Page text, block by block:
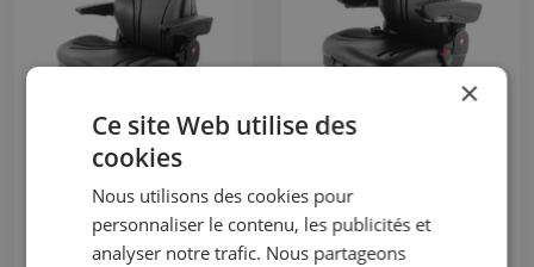
Comparez
CS85/C2 Pro pvc
UNITEDSEATS
CS85/C7 Pro pvc
UNITEDSEATS
×
Ce site Web utilise des
cookies
Nous utilisons des cookies pour
personnaliser le contenu, les publicités et
analyser notre trafic. Nous partageons